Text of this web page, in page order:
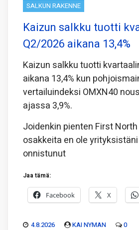
SALKUN RAKENNE
Kaizun salkku tuotti
Q2/2026 aikana 13,4%
Kaizun salkku tuotti
aikana 13,4% kun
vertailuindeksi OMXN40
ajassa 3,9%.
Joidenkin pienten First
osakkeita en ole
onnistunut
Jaa tämä:
Facebook X
4.8.2026 KAI NYMAN 0